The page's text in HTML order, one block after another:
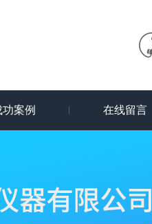
功案例 在线留言